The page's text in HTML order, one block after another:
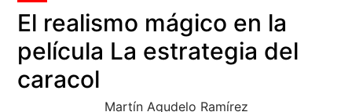
El realismo mágico en la
película La estrategia del
caracol
Martín Agudelo Ramírez